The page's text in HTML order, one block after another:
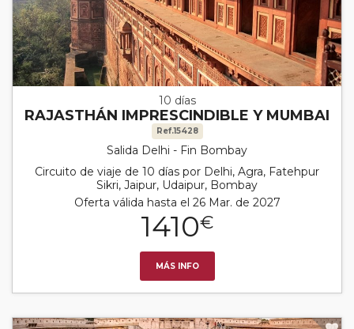
10 días
RAJASTHÁN IMPRESCINDIBLE Y MUMBAI
Ref.15428
Salida Delhi - Fin Bombay
Circuito de viaje de 10 días por Delhi, Agra, Fatehpur
Sikri, Jaipur, Udaipur, Bombay
Oferta válida hasta el 26 Mar. de 2027
1410€
MÁS INFO